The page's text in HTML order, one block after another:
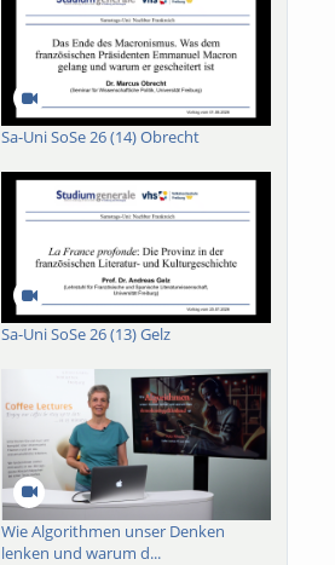
Sa-Uni SoSe 26 (14) Obrecht
Sa-Uni SoSe 26 (13) Gelz
Wie Algorithmen unser Denken
lenken und warum d...